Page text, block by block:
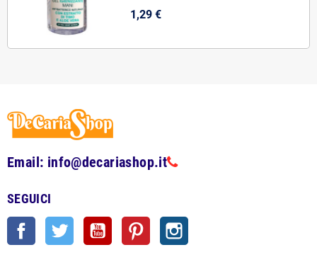
1,29 €
Email: info@decariashop.it
SEGUICI
Facebook Twitter YouTube Pinterest